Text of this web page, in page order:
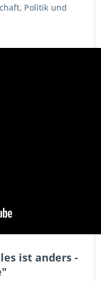
Politik und
ist anders -